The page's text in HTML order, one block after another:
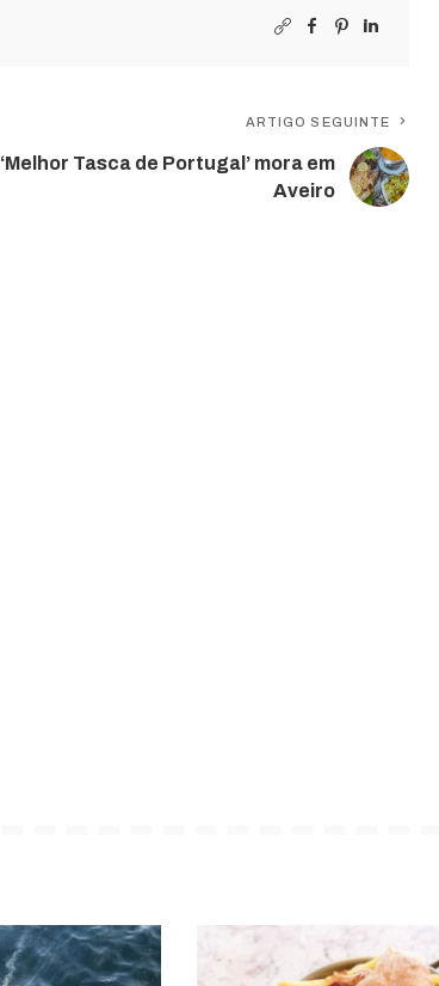
ARTIGO SEGUINTE
‘Melhor Tasca de Portugal’ mora em
Aveiro